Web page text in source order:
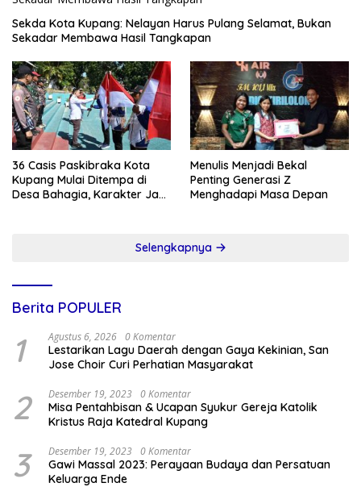
Sekda Kota Kupang: Nelayan Harus Pulang Selamat, Bukan
Sekadar Membawa Hasil Tangkapan
36 Casis Paskibraka Kota
Kupang Mulai Ditempa di
Desa Bahagia, Karakter Jadi
Menulis Menjadi Bekal
Penting Generasi Z
Menghadapi Masa Depan
Selengkapnya
Berita POPULER
1 Agustus 6, 2026 0 Komentar
Lestarikan Lagu Daerah dengan Gaya Kekinian, San
Jose Choir Curi Perhatian Masyarakat
2 Desember 19, 2023 0 Komentar
Misa Pentahbisan & Ucapan Syukur Gereja Katolik
Kristus Raja Katedral Kupang
3 Desember 19, 2023 0 Komentar
Gawi Massal 2023: Perayaan Budaya dan Persatuan
Keluarga Ende